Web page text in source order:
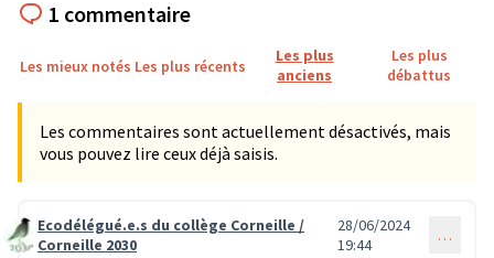
1 commentaire
Les mieux notés Les plus récents
Les plus
anciens
Les plus
débattus
Les commentaires sont actuellement désactivés, mais
vous pouvez lire ceux déjà saisis.
Commentaire 618
Ecodélégué.e.s du collège Corneille /
Corneille 2030
28/06/2024
19:44
…